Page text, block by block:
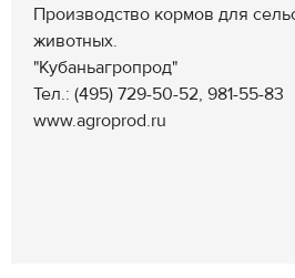
Производство кормов для
животных.
"Кубаньагропрод"
Тел.: (495) 729-50-52, 981-55-83
www.agroprod.ru